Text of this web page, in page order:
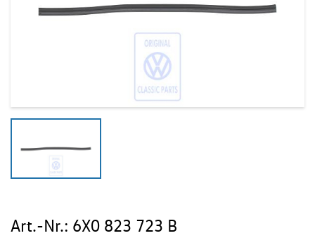
Art.-Nr.: 6X0 823 723 B